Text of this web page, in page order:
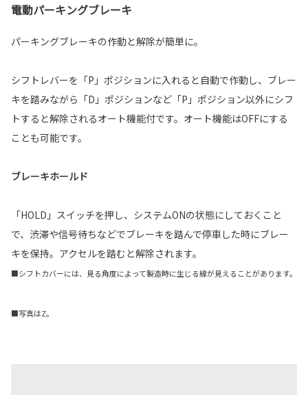
電動パーキングブレーキ
パーキングブレーキの作動と解除が簡単に。
シフトレバーを「P」ポジションに入れると自動で作動し、ブレー
キを踏みながら「D」ポジションなど「P」ポジション以外にシフ
トすると解除されるオート機能付です。オート機能はOFFにする
ことも可能です。
ブレーキホールド
「HOLD」スイッチを押し、システムONの状態にしておくこと
で、渋滞や信号待ちなどでブレーキを踏んで停車した時にブレー
キを保持。アクセルを踏むと解除されます。
■シフトカバーには、見る角度によって製造時に生じる線が見えることがあります。
■写真はZ。